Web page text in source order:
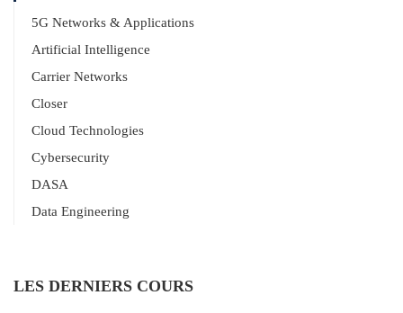
5G Networks & Applications
Artificial Intelligence
Carrier Networks
Closer
Cloud Technologies
Cybersecurity
DASA
Data Engineering
LES DERNIERS COURS